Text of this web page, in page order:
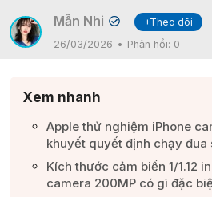
Mẫn Nhi ✔
+Theo dõi
26/03/2026
Phản hồi: 0
Xem nhanh
Apple thử nghiệm iPhone
khuyết quyết định chạy đua
Kích thước cảm biến 1/1.12
camera 200MP có gì đặc